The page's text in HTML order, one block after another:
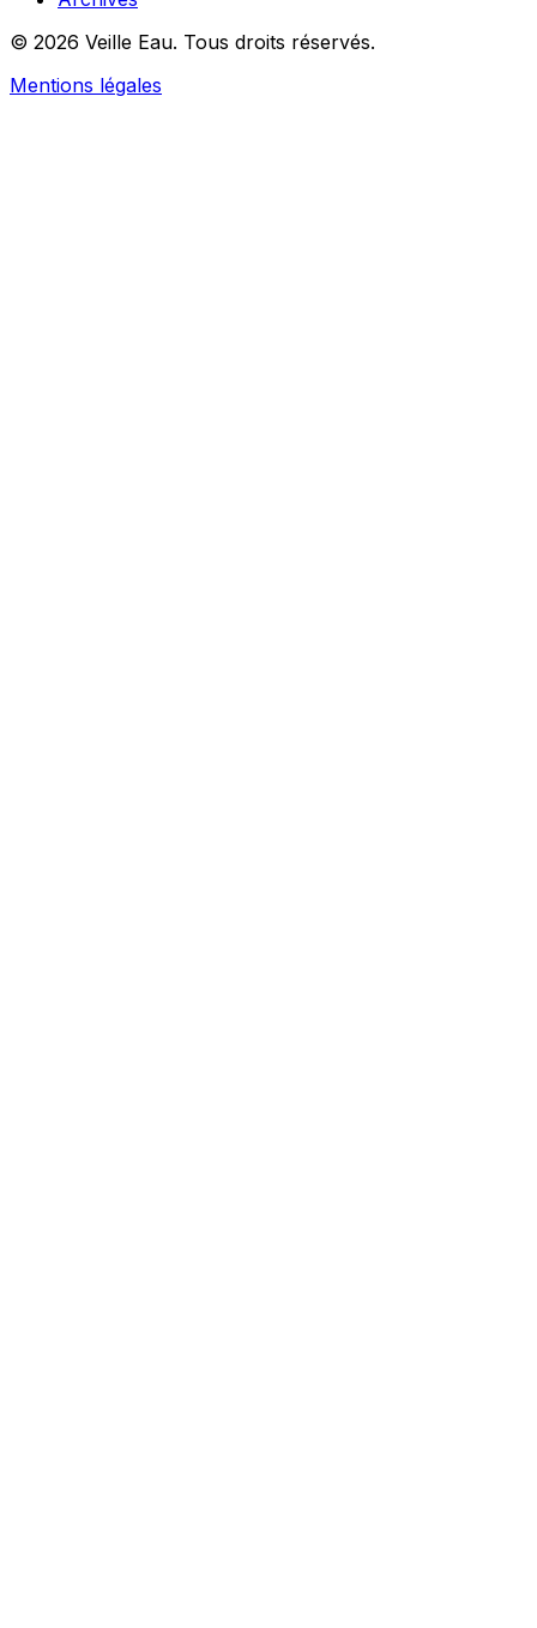
© 2026 Veille Eau. Tous droits réservés.
Mentions légales